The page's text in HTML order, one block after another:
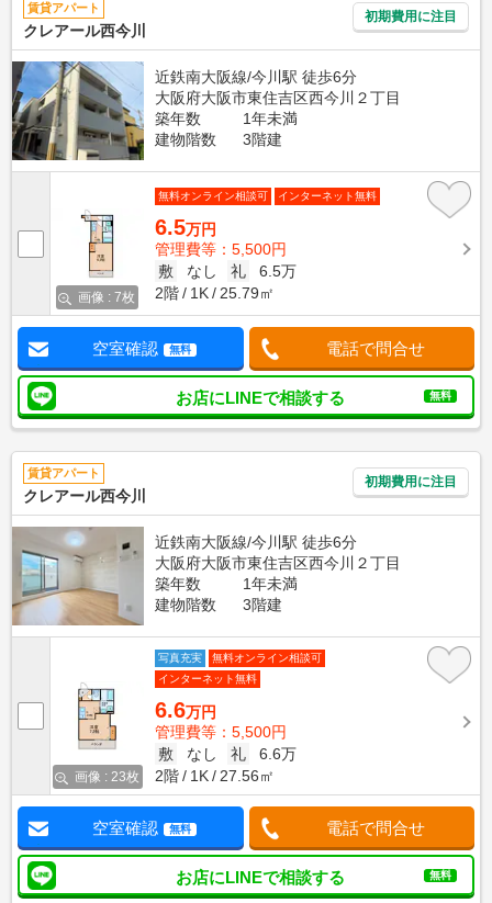
賃貸アパート
クレアール西今川
初期費用に注目
近鉄南大阪線/今川駅 徒歩6分
大阪府大阪市東住吉区西今川２丁目
築年数
1年未満
建物階数
3階建
画像 : 7枚
無料オンライン相談可 インターネット無料
6.5万円
管理費等：5,500円
敷
なし 礼
6.5万
2階
1K 25.79㎡
空室確認 無料 電話で問合せ
お店にLINEで相談する 無料
賃貸アパート
クレアール西今川
初期費用に注目
近鉄南大阪線/今川駅 徒歩6分
大阪府大阪市東住吉区西今川２丁目
築年数
1年未満
建物階数
3階建
画像 : 23枚
写真充実
無料オンライン相談可
インターネット無料
6.6万円
管理費等：5,500円
敷
なし 礼
6.6万
2階
1K 27.56㎡
空室確認 無料 電話で問合せ
お店にLINEで相談する 無料